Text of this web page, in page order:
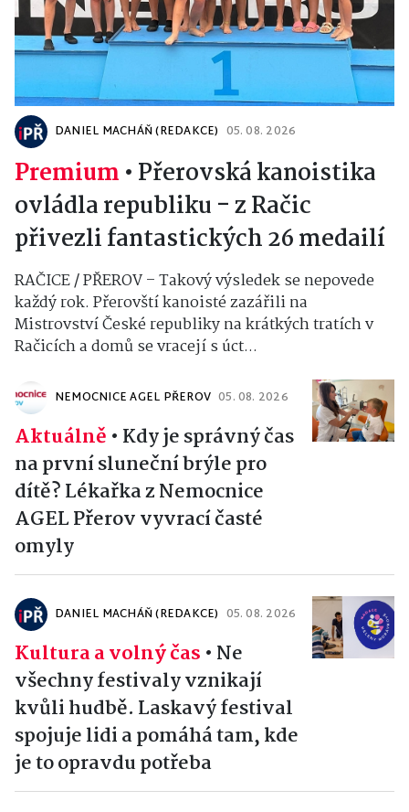
DANIEL MACHÁŇ (REDAKCE) 05. 08. 2026
Premium • Přerovská kanoistika
ovládla republiku - z Račic
přivezli fantastických 26 medailí
RAČICE / PŘEROV – Takový výsledek se nepovede
každý rok. Přerovští kanoisté zazářili na
Mistrovství České republiky na krátkých tratích v
Račicích a domů se vracejí s úct...
NEMOCNICE AGEL PŘEROV 05. 08. 2026
Aktuálně • Kdy je správný čas
na první sluneční brýle pro
dítě? Lékařka z Nemocnice
AGEL Přerov vyvrací časté
omyly
DANIEL MACHÁŇ (REDAKCE) 05. 08. 2026
Kultura a volný čas • Ne
všechny festivaly vznikají
kvůli hudbě. Laskavý festival
spojuje lidi a pomáhá tam, kde
je to opravdu potřeba